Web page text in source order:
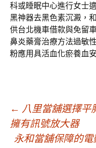
科或睡眠中心進行女士
黑神器去黑色素沉澱，
供台北機車借款與免留
鼻炎藥膏治療方法過敏
粉應用具活血化瘀養血
文
← 八里當舖選擇平
擁有訊號放大器
永和當舖保障的